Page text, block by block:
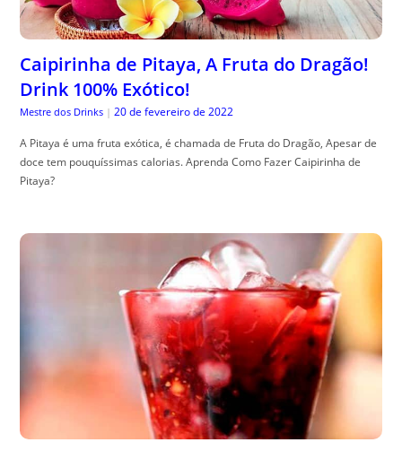
Caipirinha de Pitaya, A Fruta do Dragão!
Drink 100% Exótico!
Mestre dos Drinks | 20 de fevereiro de 2022
A Pitaya é uma fruta exótica, é chamada de Fruta do Dragão, Apesar de
doce tem pouquíssimas calorias. Aprenda Como Fazer Caipirinha de
Pitaya?